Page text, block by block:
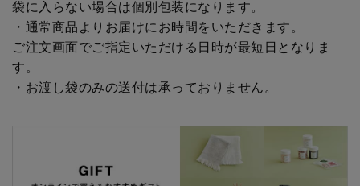
袋に入らない場合は個別包装になります。
・通常商品よりお届けにお時間をいただきます。
ご注文画面でご指定いただける日時が最短日となりま
す。
・お渡し袋のみの送付は承っておりません。